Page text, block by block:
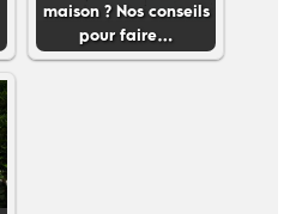
maison ? Nos conseils
pour faire…